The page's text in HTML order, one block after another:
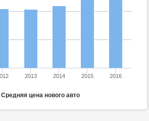
Средняя цена нового авто
2013 2014 2015 2016